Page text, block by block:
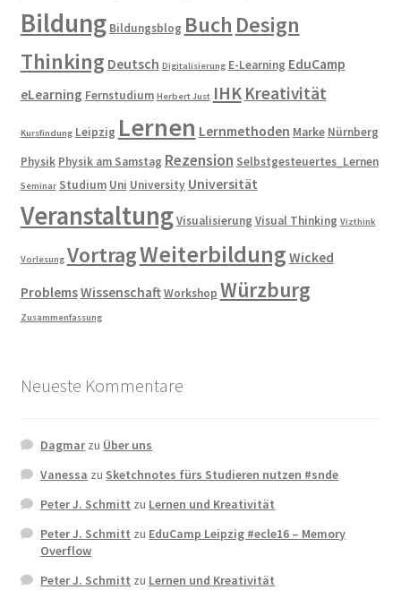
Bildung Bildungsblog Buch Design
Thinking Deutsch Digitalisierung E-Learning EduCamp
eLearning Fernstudium Herbert Just IHK Kreativität
Kursfindung Leipzig Lernen Lernmethoden Marke Nürnberg
Physik Physik am Samstag Rezension Selbstgesteuertes_Lernen
Seminar Studium Uni University Universität
VeranstaltungVisualisierung Visual Thinking Vizthink
Vorlesung VortragWeiterbildung Wicked
ProblemsWissenschaftWorkshop Würzburg
Zusammenfassung
Neueste Kommentare
Dagmarzu Über uns
Vanessa zu Sketchnotes fürs Studieren nutzen #snde
Peter J. Schmitt zu Lernen und Kreativität
Peter J. Schmitt zu EduCamp Leipzig #ecle16 – Memory
Overflow
Peter J. Schmitt zu Lernen und Kreativität